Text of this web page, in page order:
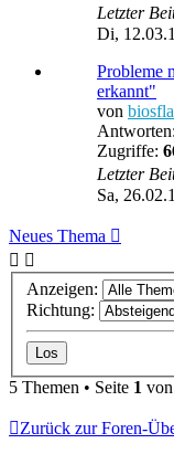
Letzter
Di,
Probleme
erkannt"
von
Antworten:
Zugriffe:
Letzter
Sa,
Neues Thema
Anzeigen:
Richtung:
5 Themen • Seite 1 von
Zurück zur Foren-